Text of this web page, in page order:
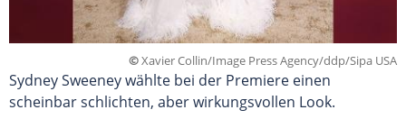
©Xavier Collin/Image Press Agency/ddp/Sipa USA
Sydney Sweeney wählte bei der Premiere einen
scheinbar schlichten, aber wirkungsvollen Look.